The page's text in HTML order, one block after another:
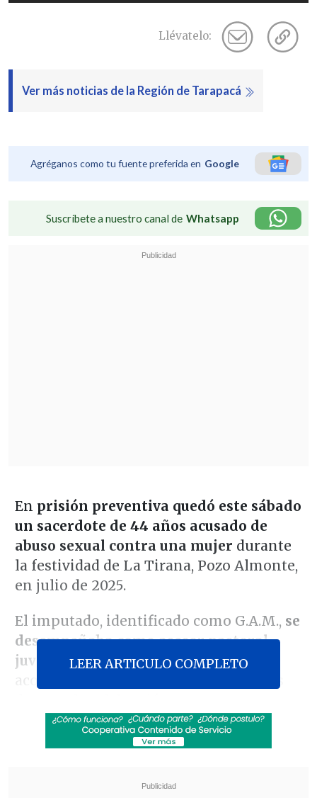
Llévatelo:
Ver más noticias de la Región de Tarapacá
Agréganos como tu fuente preferida en Google
Suscríbete a nuestro canal de Whatsapp
En prisión preventiva quedó este sábado
un sacerdote de 44 años acusado de
abuso sexual contra una mujer durante
la festividad de La Tirana, Pozo Almonte,
en julio de 2025.
El imputado, identificado como G.A.M., se
desempeñaba como asesor pastoral
juvenil
y participaba en el traslado y
acompañamiento de grupos religiosos
LEER ARTICULO COMPLETO